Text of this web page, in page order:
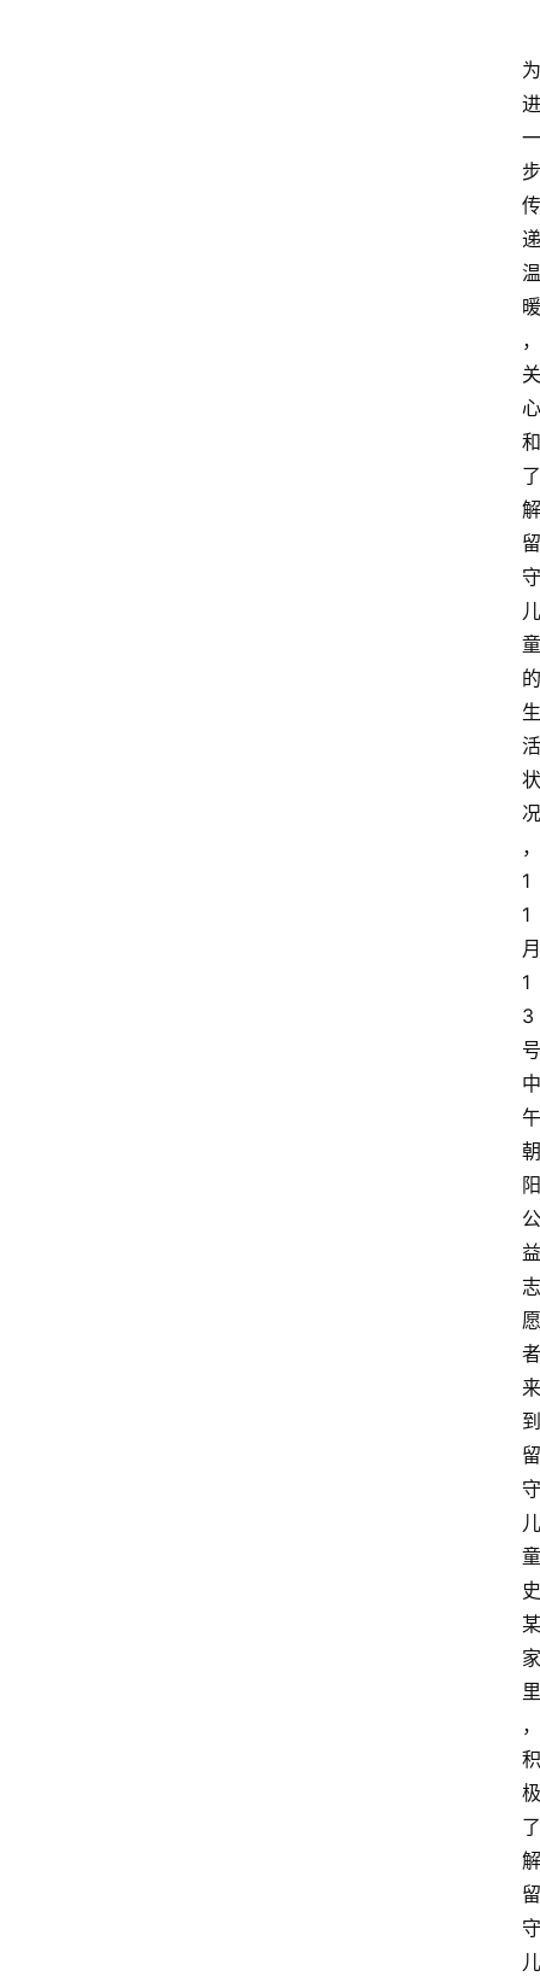
为
进
一
步
传
递
温
暖
，
关
心
和
了
解
留
守
儿
童
的
生
活
状
况
，
1
1
月
1
3
号
中
午
朝
阳
公
益
志
愿
者
来
到
留
守
儿
童
史
某
家
里
，
积
极
了
解
留
守
儿